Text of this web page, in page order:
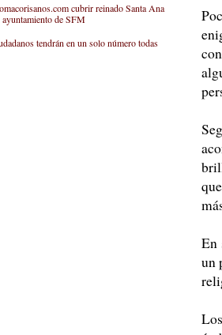
En
un
cubrir reinado Santa Ana
de SFM
tendrán en un solo número todas